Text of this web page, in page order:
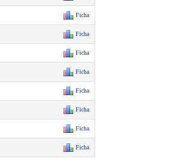
Ficha
Ficha
Ficha
Ficha
Ficha
Ficha
Ficha
Ficha